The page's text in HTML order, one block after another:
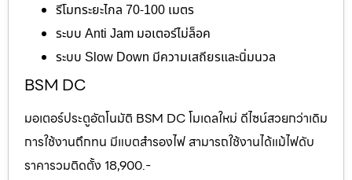
รีโมทระยะไกล 70-100 เมตร
ระบบ Anti Jam มอเตอร์ไม่ล็อค
ระบบ Slow Down มีความเสถียรและนิ่มนวล
BSM DC
มอเตอร์ประตูอัตโนมัติ BSM DC โมเดลใหม่ ดีไซน์สวยกว่าเดิม
การใช้งานถึกทน มีแบตสำรองไฟ สามารถใช้งานได้แม้ไฟดับ
ราคารวมติดตั้ง 18,900.-